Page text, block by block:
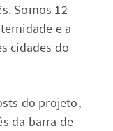
Somos 12
e a
cidades do
do projeto,
da barra de